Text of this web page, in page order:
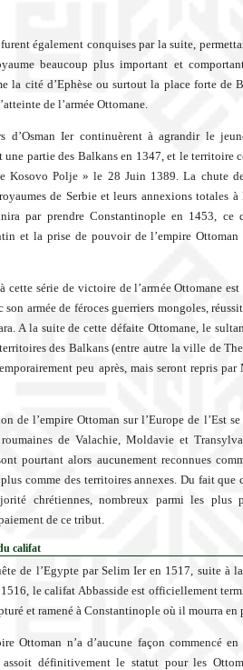
également conquises par la suite,
beaucoup plus important et
la cité d’Ephèse ou surtout la place forte de
de l’armée Ottomane.
d’Osman Ier continuèrent à agrandir le
une partie des Balkans en 1347, et le territoire
Kosovo Polje » le 28 Juin 1389. La chute
de Serbie et leurs annexions totales
par prendre Constantinople en 1453, ce
et la prise de pouvoir de l’empire
cette série de victoire de l’armée Ottomane
son armée de féroces guerriers mongoles,
A la suite de cette défaite Ottomane, le
des Balkans (entre autre la ville de
peu après, mais seront repris
de l’empire Ottoman sur l’Europe de l’Est
de Valachie, Moldavie et
pourtant alors aucunement reconnues
comme des territoires annexes. Du fait
chrétiennes, nombreux parmi les plus
de ce tribut.
califat
de l’Egypte par Selim Ier en 1517, suite à
le califat Abbasside est officiellement
et ramené à Constantinople où il mourra en
Ottoman n’a d’aucune façon commencé
définitivement le statut pour les